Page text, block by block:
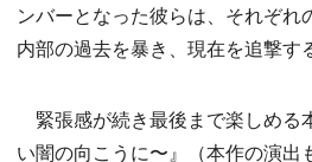
ンバーとなった彼らは、それぞれ
内部の過去を暴き、現在を追撃す
緊張感が続き最後まで楽しめる
い闇の向こうに〜』（本作の演出